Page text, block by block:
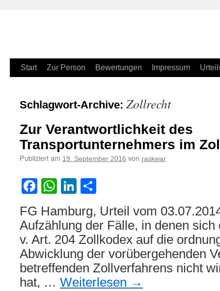
Zum
springen
Start Zur Person Bewertungen Impressum
Schlagwort-Archive: Zollrecht
Zur Verantwortlichkeit des
Transportunternehmers im
Publiziert am 19. September 2016 von raskwar
Facebook
WhatsApp
LinkedIn
FG Hamburg, Urteil vom
Aufzählung der Fälle, in denen sich
v. Art. 204 Zollkodex auf die
Abwicklung der vorübergehenden
betreffenden Zollverfahrens nicht
hat, … Weiterlesen →